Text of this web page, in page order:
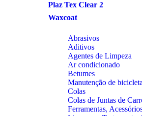
Plaz Tex Clear 2
Waxcoat
Abrasivos
Aditivos
Agentes de Limpeza
Ar condicionado
Betumes
Manutenção de
Colas
Colas de Juntas de
Ferramentas,